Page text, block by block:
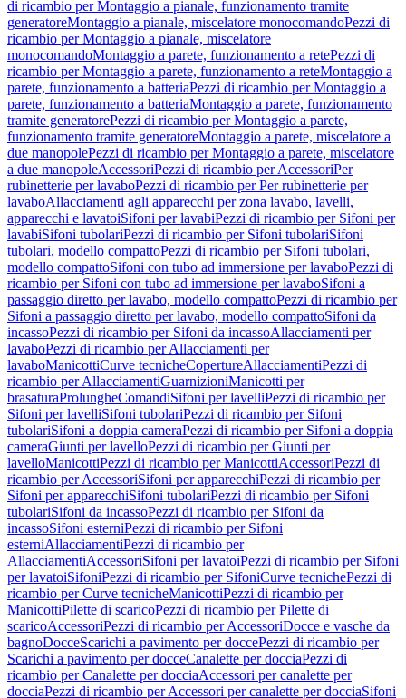
di ricambio per Montaggio a pianale, funzionamento tramite
generatoreMontaggio a pianale, miscelatore monocomandoPezzi di
ricambio per Montaggio a pianale, miscelatore
monocomandoMontaggio a parete, funzionamento a retePezzi di
ricambio per Montaggio a parete, funzionamento a reteMontaggio a
parete, funzionamento a batteriaPezzi di ricambio per Montaggio a
parete, funzionamento a batteriaMontaggio a parete, funzionamento
tramite generatorePezzi di ricambio per Montaggio a parete,
funzionamento tramite generatoreMontaggio a parete, miscelatore a
due manopolePezzi di ricambio per Montaggio a parete, miscelatore
a due manopoleAccessoriPezzi di ricambio per AccessoriPer
rubinetterie per lavaboPezzi di ricambio per Per rubinetterie per
lavaboAllacciamenti agli apparecchi per zona lavabo, lavelli,
apparecchi e lavatoiSifoni per lavabiPezzi di ricambio per Sifoni per
lavabiSifoni tubolariPezzi di ricambio per Sifoni tubolariSifoni
tubolari, modello compattoPezzi di ricambio per Sifoni tubolari,
modello compattoSifoni con tubo ad immersione per lavaboPezzi di
ricambio per Sifoni con tubo ad immersione per lavaboSifoni a
passaggio diretto per lavabo, modello compattoPezzi di ricambio per
Sifoni a passaggio diretto per lavabo, modello compattoSifoni da
incassoPezzi di ricambio per Sifoni da incassoAllacciamenti per
lavaboPezzi di ricambio per Allacciamenti per
lavaboManicottiCurve tecnicheCopertureAllacciamentiPezzi di
ricambio per AllacciamentiGuarnizioniManicotti per
brasaturaProlungheComandiSifoni per lavelliPezzi di ricambio per
Sifoni per lavelliSifoni tubolariPezzi di ricambio per Sifoni
tubolariSifoni a doppia cameraPezzi di ricambio per Sifoni a doppia
cameraGiunti per lavelloPezzi di ricambio per Giunti per
lavelloManicottiPezzi di ricambio per ManicottiAccessoriPezzi di
ricambio per AccessoriSifoni per apparecchiPezzi di ricambio per
Sifoni per apparecchiSifoni tubolariPezzi di ricambio per Sifoni
tubolariSifoni da incassoPezzi di ricambio per Sifoni da
incassoSifoni esterniPezzi di ricambio per Sifoni
esterniAllacciamentiPezzi di ricambio per
AllacciamentiAccessoriSifoni per lavatoiPezzi di ricambio per Sifoni
per lavatoiSifoniPezzi di ricambio per SifoniCurve tecnichePezzi di
ricambio per Curve tecnicheManicottiPezzi di ricambio per
ManicottiPilette di scaricoPezzi di ricambio per Pilette di
scaricoAccessoriPezzi di ricambio per AccessoriDocce e vasche da
bagnoDocceScarichi a pavimento per doccePezzi di ricambio per
Scarichi a pavimento per docceCanalette per docciaPezzi di
ricambio per Canalette per docciaAccessori per canalette per
docciaPezzi di ricambio per Accessori per canalette per docciaSifoni